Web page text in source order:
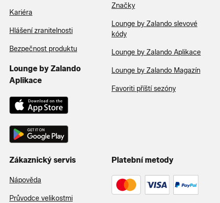
Kariéra
Hlášení zranitelnosti
Bezpečnost produktu
Lounge by Zalando
Aplikace
Značky
Lounge by Zalando slevové
kódy
Lounge by Zalando Aplikace
Lounge by Zalando Magazín
Favoriti příští sezóny
Zákaznický servis
Nápověda
Průvodce velikostmi
Platební metody